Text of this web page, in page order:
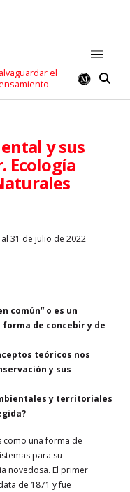
el
y sus
Ecología
31 de julio de 2022
común” o es un
de concebir y de
teóricos nos
y sus
y territoriales
como una forma de
para su
novedosa. El primer
de 1871 y fue